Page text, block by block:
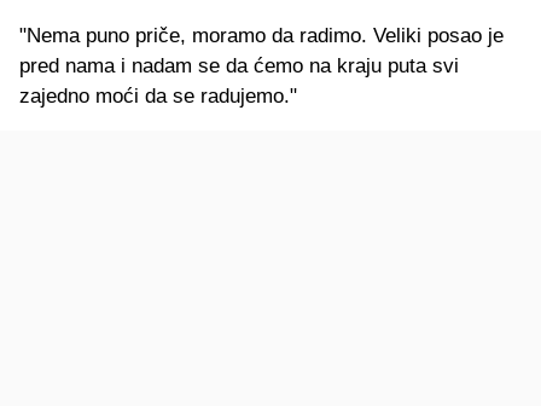
"Nema puno priče, moramo da radimo. Veliki posao je
pred nama i nadam se da ćemo na kraju puta svi
zajedno moći da se radujemo."